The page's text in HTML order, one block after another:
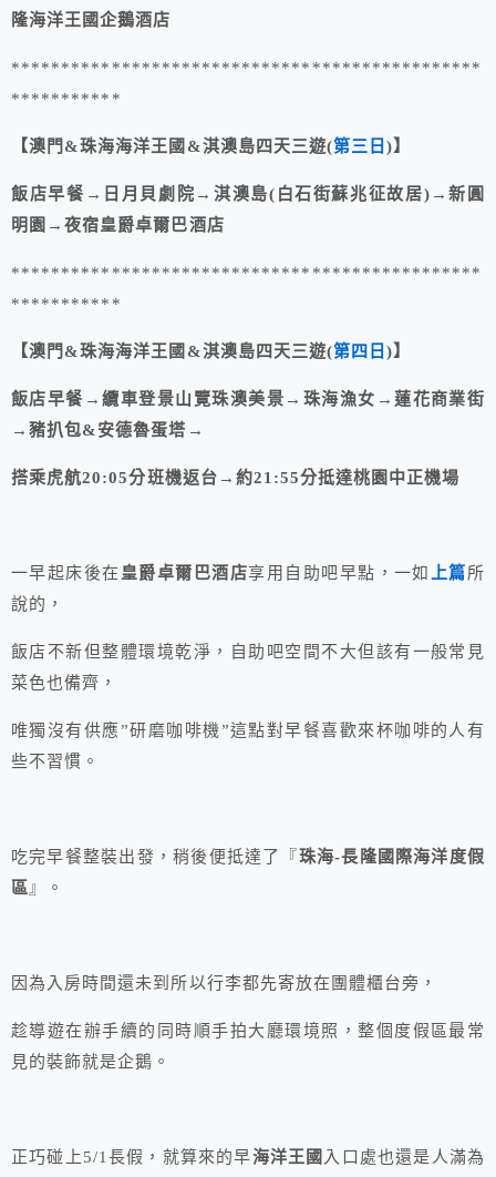
隆海洋王國企鵝酒店
***********************************************
***********
【澳門&珠海海洋王國&淇澳島四天三遊(第三日)】
飯店早餐→日月貝劇院→淇澳島(白石街蘇兆征故居)→新圓
明園→夜宿皇爵卓爾巴酒店
***********************************************
***********
【澳門&珠海海洋王國&淇澳島四天三遊(第四日)】
飯店早餐→纜車登景山覽珠澳美景→珠海漁女→蓮花商業街
→豬扒包&安德魯蛋塔→
搭乘虎航20:05分班機返台→約21:55分抵達桃園中正機場
一早起床後在 皇爵卓爾巴酒店享用自助吧早點，一如 上篇 所
說的，
飯店不新但整體環境乾淨，自助吧空間不大但該有一般常見
菜色也備齊，
唯獨沒有供應”研磨咖啡機”這點對早餐喜歡來杯咖啡的人有
些不習慣。
吃完早餐整裝出發，稍後便抵達了『珠海-長隆國際海洋度假
區』。
因為入房時間還未到所以行李都先寄放在團體櫃台旁，
趁導遊在辦手續的同時順手拍大廳環境照，整個度假區最常
見的裝飾就是企鵝。
正巧碰上5/1長假，就算來的早海洋王國 入口處也還是人滿為